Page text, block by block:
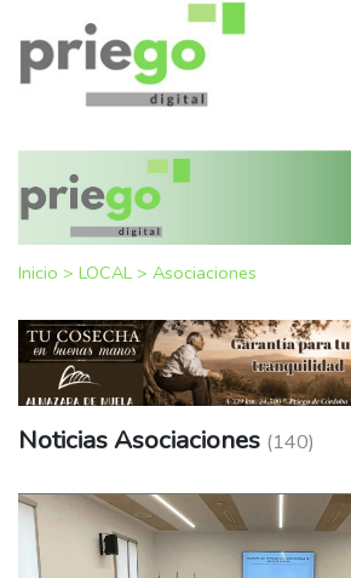
Inicio > LOCAL > Asociaciones
Noticias Asociaciones (140)